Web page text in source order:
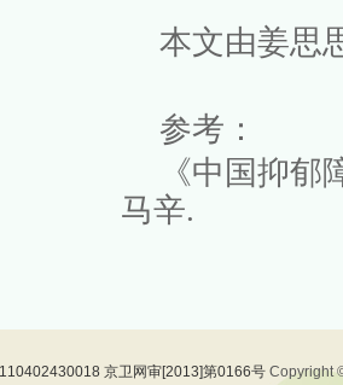
本文由姜思
参考：
《中国抑
马辛.
京卫网审[2013]第0166号 Copyright